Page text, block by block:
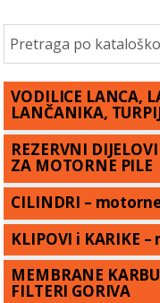
VODILICE LANCA,
LANČANIKA,
REZERVNI DIJELOVI
ZA MOTORNE PILE
CILINDRI –
KLIPOVI i KARIKE
MEMBRANE
FILTERI GORIVA